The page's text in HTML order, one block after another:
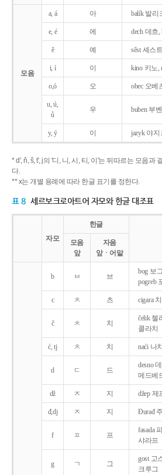
모음
a, á 아 balík 발리
e, é 에 dech 데흐,
ě 예 sěst 셰스
i, í 이 kino 키노,
o,ó 오 obec 오베
u, ú,
ů
우 buben 부
y, ý 이 jazyk야지
* d', ň, š, t', j의 '디, 니, 시, 티, 이'는 뒤따르는 모음과
다.
** x는 개별 용례에 따라 한글 표기를 정한다.
표 8 세르보크로아트어 자모와 한글 대조표
자모
한글
모음
앞
자음
앞ㆍ어말
b ㅂ 브
bog 보
pogreb
c ㅊ 츠 cigara
č ㅊ 치
čelik 첼
콜라치
ć, tj ㅊ 치 naći 나
d ㄷ 드
desno
메드베
dž ㅈ 지 džep 제
đ,dj ㅈ 지 Ðurađ
f ㅍ 프
fasada
샤라프
g ㄱ 그
gost 고
크루그